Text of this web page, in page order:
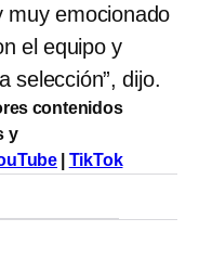
muy emocionado
el equipo y
selección”, dijo.
contenidos
y
TikTok